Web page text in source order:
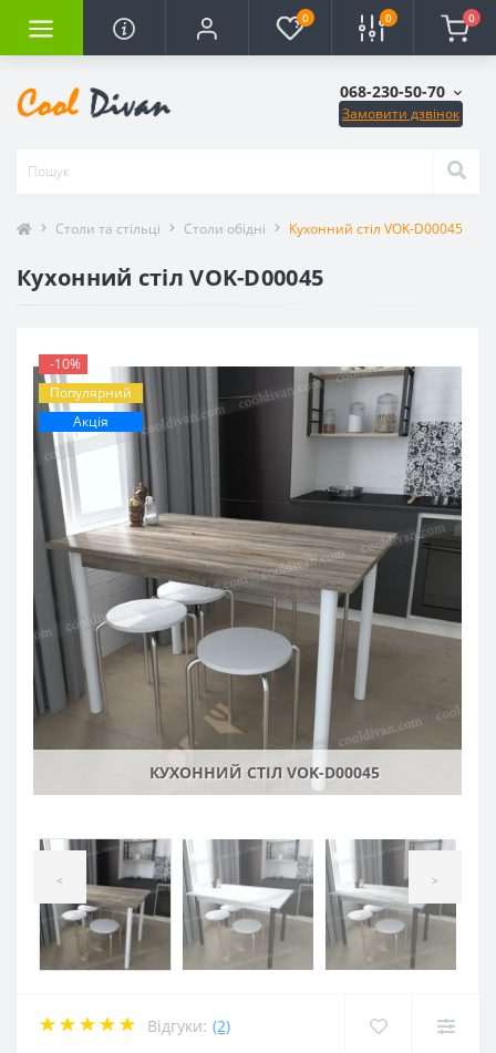
0 0 0
068-230-50-70
Замовити дзвінок
Столи та стільці Столи обідні Кухонний стіл VOK-D00045
Кухонний стіл VOK-D00045
-10%
Популярний
Акція
КУХОННИЙ СТІЛ VOK-D00045
< >
Відгуки: (2)